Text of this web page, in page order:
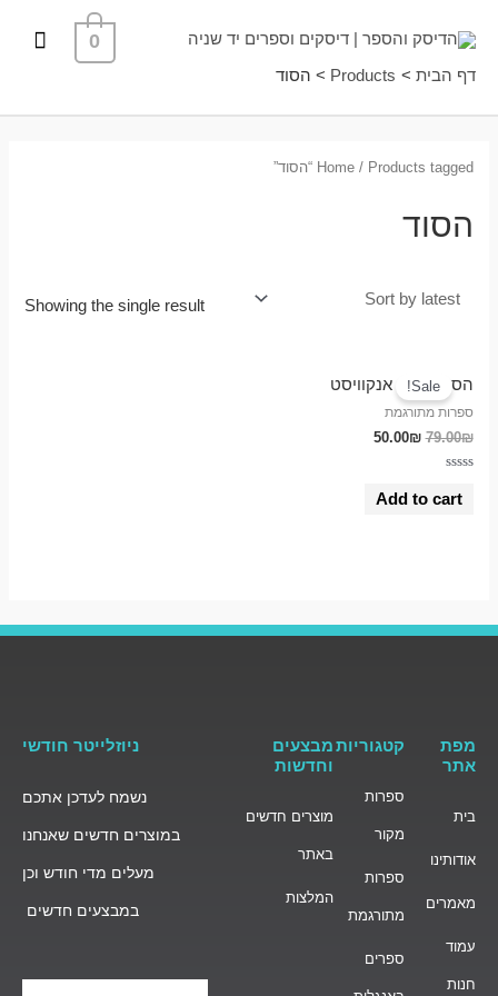
0
דף הבית Products הסוד
Home/ Products tagged “הסוד”
הסוד
Showing the single result
Sale!
הסוד / אנה אנקוויסט
ספרות מתורגמת
79.00₪
50.00₪
out
Add to cart
מפת
אתר
בית
אודותינו
מאמרים
עמוד
חנות
קטגוריות
ספרות
מקור
ספרות
מתורגמת
ספרים
מבצעים
וחדשות
מוצרים חדשים
באתר
המלצות
ניוזלייטר חודשי
נשמח לעדכן אתכם
במוצרים חדשים שאנחנו
מעלים מדי חודש וכן
במבצעים חדשים